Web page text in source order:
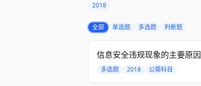
2018
全部 单选题 多选题 判断题
信息安全违规现象的主要原因
多选题 2018 公需科目